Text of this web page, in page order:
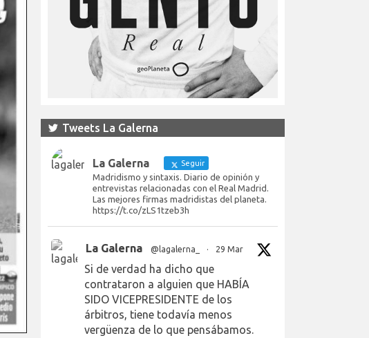
Tweets La Galerna
La Galerna Seguir
Madridismo y sintaxis. Diario de opinión y
entrevistas relacionadas con el Real Madrid.
Las mejores firmas madridistas del planeta.
https://t.co/zLS1tzeb3h
La Galerna @lagalerna_ · 29 Mar
Si de verdad ha dicho que
contrataron a alguien que HABÍA
SIDO VICEPRESIDENTE de los
árbitros, tiene todavía menos
vergüenza de lo que pensábamos.